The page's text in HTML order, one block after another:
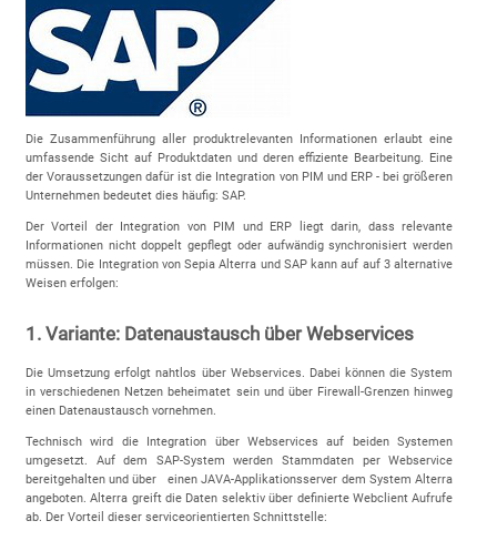
Die Zusammenführung aller produktrelevanten Informationen erlaubt eine
umfassende Sicht auf Produktdaten und deren effiziente Bearbeitung. Eine
der Voraussetzungen dafür ist die Integration von PIM und ERP - bei größeren
Unternehmen bedeutet dies häufig: SAP.
Der Vorteil der Integration von PIM und ERP liegt darin, dass relevante
Informationen nicht doppelt gepflegt oder aufwändig synchronisiert werden
müssen. Die Integration von Sepia Alterra und SAP kann auf auf 3 alternative
Weisen erfolgen:
1. Variante: Datenaustausch über Webservices
Die Umsetzung erfolgt nahtlos über Webservices. Dabei können die System
in verschiedenen Netzen beheimatet sein und über Firewall-Grenzen hinweg
einen Datenaustausch vornehmen.
Technisch wird die Integration über Webservices auf beiden Systemen
umgesetzt. Auf dem SAP-System werden Stammdaten per Webservice
bereitgehalten und über einen JAVA-Applikationsserver dem System Alterra
angeboten. Alterra greift die Daten selektiv über definierte Webclient Aufrufe
ab. Der Vorteil dieser serviceorientierten Schnittstelle: